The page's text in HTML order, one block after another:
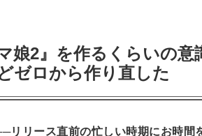
マ娘2』を作るくらいの
ゼロから作り直した
リリース直前の忙しい時期にお時間